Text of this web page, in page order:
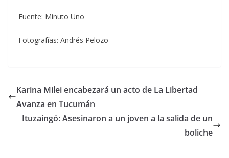
Fuente: Minuto Uno
Fotografías: Andrés Pelozo
Karina Milei encabezará un acto de La Libertad
Avanza en Tucumán
Ituzaingó: Asesinaron a un joven a la salida de un
boliche